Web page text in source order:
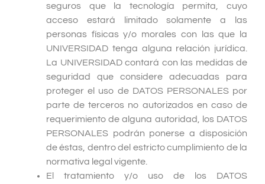
seguros que la tecnología permita, cuyo
acceso estará limitado solamente a las
personas físicas y/o morales con las que la
UNIVERSIDAD tenga alguna relación jurídica.
La UNIVERSIDAD contará con las medidas de
seguridad que considere adecuadas para
proteger el uso de DATOS PERSONALES por
parte de terceros no autorizados en caso de
requerimiento de alguna autoridad, los DATOS
PERSONALES podrán ponerse a disposición
de éstas, dentro del estricto cumplimiento de la
normativa legal vigente.
El tratamiento y/o uso de los DATOS